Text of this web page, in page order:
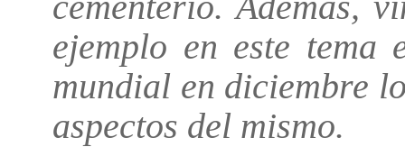
ejemplo en este tema
mundial en diciembre
aspectos del mismo.